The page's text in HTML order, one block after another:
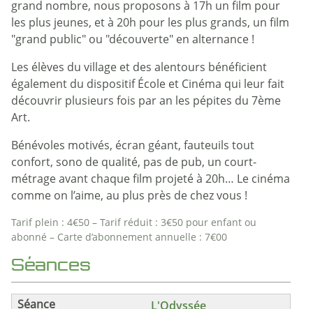
grand nombre, nous proposons à 17h un film pour
les plus jeunes, et à 20h pour les plus grands, un film
"grand public" ou "découverte" en alternance !
Les élèves du village et des alentours bénéficient
également du dispositif École et Cinéma qui leur fait
découvrir plusieurs fois par an les pépites du 7ème
Art.
Bénévoles motivés, écran géant, fauteuils tout
confort, sono de qualité, pas de pub, un court-
métrage avant chaque film projeté à 20h… Le cinéma
comme on l’aime, au plus près de chez vous !
Tarif plein : 4€50 – Tarif réduit : 3€50 pour enfant ou
abonné – Carte d’abonnement annuelle : 7€00
Séances
L'Odyssée